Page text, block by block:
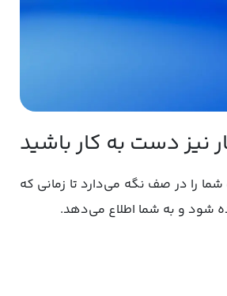
نیز دست به کار باشید
شما را در صف نگه می‌دارد تا زمانی که
شود و به شما اطلاع می‌دهد.